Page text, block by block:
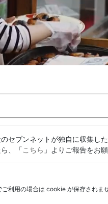
セブンネットが独自に収集し
、「こちら 」よりご報告をお
利用の場合は cookie が保存されま